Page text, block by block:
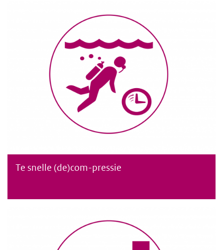
Te snelle (de)compressie
Te snelle (de)com-pressie